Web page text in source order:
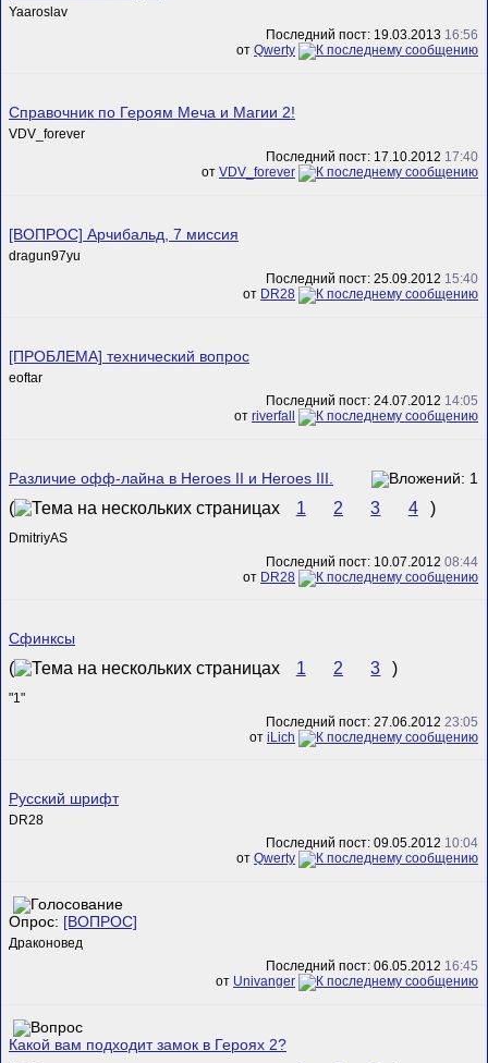
Yaaroslav
Последний пост: 19.03.2013 16:56
от Qwerty
Справочник по Героям Меча и Магии 2!
VDV_forever
Последний пост: 17.10.2012 17:40
от VDV_forever
[ВОПРОС] Арчибальд, 7 миссия
dragun97yu
Последний пост: 25.09.2012 15:40
от DR28
[ПРОБЛЕМА] технический вопрос
eoftar
Последний пост: 24.07.2012 14:05
от riverfall
Различие офф-лайна в Heroes II и Heroes III.
( 1 2 3 4 )
DmitriyAS
Последний пост: 10.07.2012 08:44
от DR28
Сфинксы
( 1 2 3 )
"1"
Последний пост: 27.06.2012 23:05
от iLich
Русский шрифт
DR28
Последний пост: 09.05.2012 10:04
от Qwerty
Опрос: [ВОПРОС]
Драконовед
Последний пост: 06.05.2012 16:45
от Univanger
Какой вам подходит замок в Героях 2?